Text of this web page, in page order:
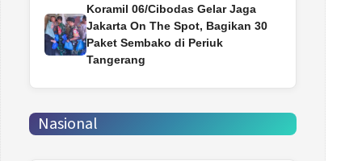
Koramil 06/Cibodas Gelar Jaga
Jakarta On The Spot, Bagikan 30
Paket Sembako di Periuk
Tangerang
Nasional